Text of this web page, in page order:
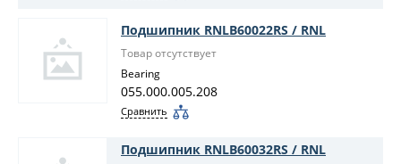
Подшипник RNLB60022RS / RNL
Товар отсутствует
Bearing
055.000.005.208
Сравнить
Подшипник RNLB60032RS / RNL